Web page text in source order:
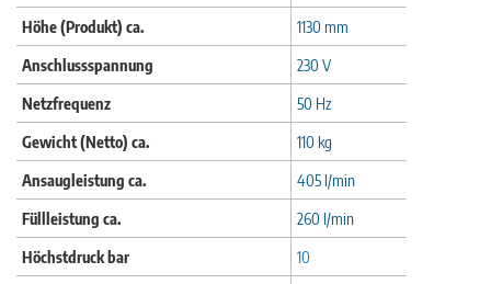
Höhe (Produkt) ca.
1130 mm
Anschlussspannung
230 V
Netzfrequenz
50 Hz
Gewicht (Netto) ca.
110 kg
Ansaugleistung ca.
405 l/min
Füllleistung ca.
260 l/min
Höchstdruck bar
10